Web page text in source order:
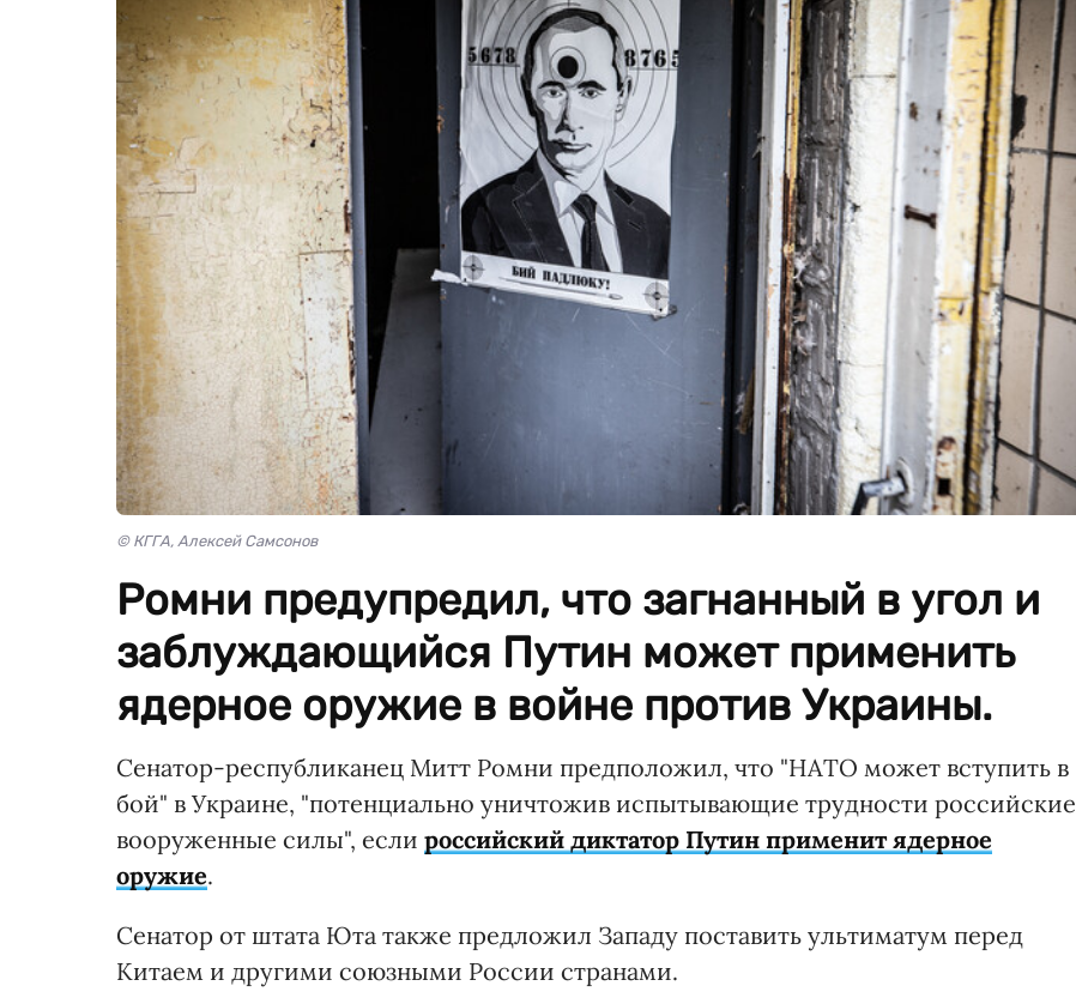
© КГГА, Алексей Самсонов
Ромни предупредил, что загнанный в угол и
заблуждающийся Путин может применить
ядерное оружие в войне против Украины.
Сенатор-республиканец Митт Ромни предположил, что "НАТО может вступить в
бой" в Украине, "потенциально уничтожив испытывающие трудности российские
вооруженные силы", если российский диктатор Путин применит ядерное
оружие.
Сенатор от штата Юта также предложил Западу поставить ультиматум перед
Китаем и другими союзными России странами.